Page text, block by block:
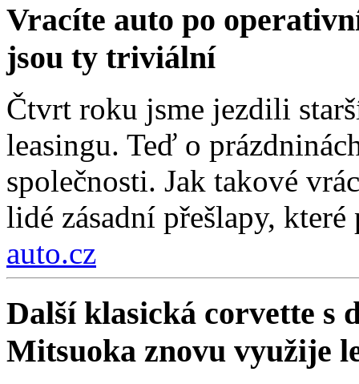
Vracíte auto po
jsou ty triviální
Čtvrt roku jsme jezdili
leasingu. Teď o
společnosti. Jak takové
lidé zásadní přešlapy,
auto.cz
Další klasická corvette s
Mitsuoka znovu využije